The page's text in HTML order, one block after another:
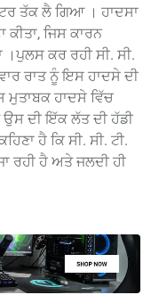
ਤੱਕ ਲੈ ਗਿਆ । ਹਾਦਸਾ
ਜਿਸ ਕਾਰਨ
ਕਰ ਰਹੀ ਸੀ. ਸੀ.
ਰਾਤ ਨੂੰ ਇਸ ਹਾਦਸੇ ਦੀ
ਹਾਦਸੇ ਵਿੱਚ
ਦੀ ਇੱਕ ਲੱਤ ਦੀ ਹੱਡੀ
ਹੈ ਕਿ ਸੀ. ਸੀ. ਟੀ.
ਰਹੀ ਹੈ ਅਤੇ ਜਲਦੀ ਹੀ